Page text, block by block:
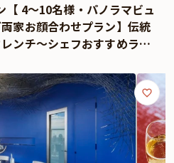
ます。格調高い個室では、落ち着いた雰
る和やかなお顔合わせとなることでしょ
の美しい季節の「走り・旬・名残」を描
品が、特別な日の思い出をより華やかに
、季節の恵みを五感でお楽しみくださ
ことをお約束いたします。
ション★
ークリングワインをおひとり様につき一
ションで、Anny限定のお顔合わせ用しお
4〜10名様・パノラマビュ
家お顔合わせプラン】伝統
ンチ〜シェフおすすめラン
パン〜憧れの5つ星ホテル★